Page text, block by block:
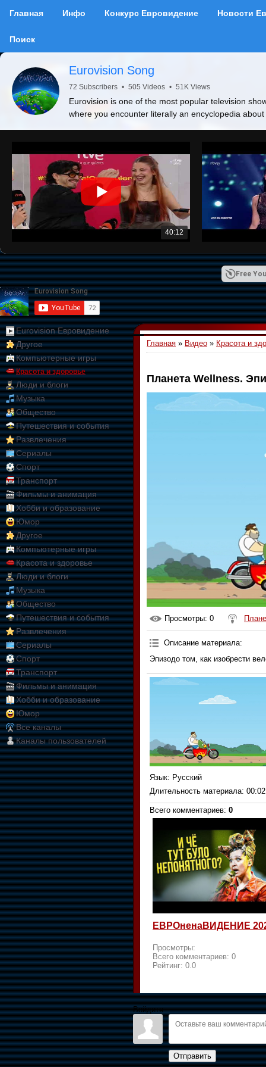
Главная Инфо Конкурс Евровидение Новости
Поиск
Eurovision Song
72 Subscribers • 505 Videos • 51K Views
Eurovision is one of the most popular television
where you encounter literally an encyclopedia
40:12
Free
Eurovision Евровидение
Другое
Компьютерные игры
Красота и здоровье
Люди и блоги
Музыка
Общество
Путешествия и события
Развлечения
Сериалы
Спорт
Транспорт
Фильмы и анимация
Хобби и образование
Юмор
Другое
Компьютерные игры
Красота и здоровье
Люди и блоги
Музыка
Общество
Путешествия и события
Развлечения
Сериалы
Спорт
Транспорт
Фильмы и анимация
Хобби и образование
Юмор
Все каналы
Каналы пользователей
Главная » Видео » Красота и
Планета Wellness.
Просмотры: 0
Описание материала:
Эпизодо том, как изобрести
Язык: Русский
Длительность материала:
Всего комментариев: 0
ЕВРОненаВИДЕНИЕ
Просмотры:
Всего комментариев: 0
Рейтинг: 0.0
Войдите:
Отправить